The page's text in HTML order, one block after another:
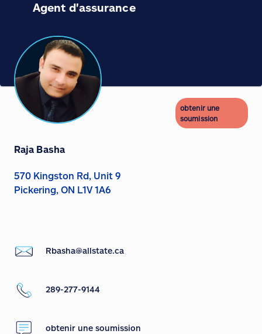
Agent d'assurance
obtenir une
soumission
Raja Basha
570 Kingston Rd, Unit 9
Pickering, ON L1V 1A6
Rbasha@allstate.ca
289-277-9144
obtenir une soumission